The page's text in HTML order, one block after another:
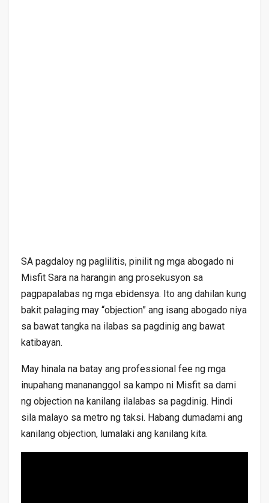
SA pagdaloy ng paglilitis, pinilit ng mga abogado ni
Misfit Sara na harangin ang prosekusyon sa
pagpapalabas ng mga ebidensya. Ito ang dahilan kung
bakit palaging may “objection” ang isang abogado niya
sa bawat tangka na ilabas sa pagdinig ang bawat
katibayan.
May hinala na batay ang professional fee ng mga
inupahang manananggol sa kampo ni Misfit sa dami
ng objection na kanilang ilalabas sa pagdinig. Hindi
sila malayo sa metro ng taksi. Habang dumadami ang
kanilang objection, lumalaki ang kanilang kita.